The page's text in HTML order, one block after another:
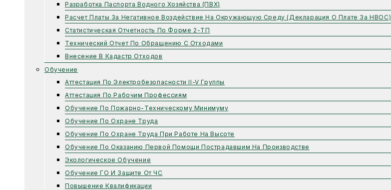
Разработка Паспорта Водного Хозяйства (ПВХ)
Расчет Платы За Негативное Воздействие На Окружающую Среду (Декларация О Плате За НВОС)
Статистическая Отчетность По Форме 2-ТП
Технический Отчет По Обращению С Отходами
Внесение В Кадастр Отходов
Обучение
Аттестация По Электробезопасности II-V Группы
Аттестация По Рабочим Профессиям
Обучение По Пожарно-Техническому Минимуму
Обучение По Охране Труда
Обучение По Охране Труда При Работе На Высоте
Обучение По Оказанию Первой Помощи Пострадавшим На Производстве
Экологическое Обучение
Обучение ГО И Защите От ЧС
Повышение Квалификации